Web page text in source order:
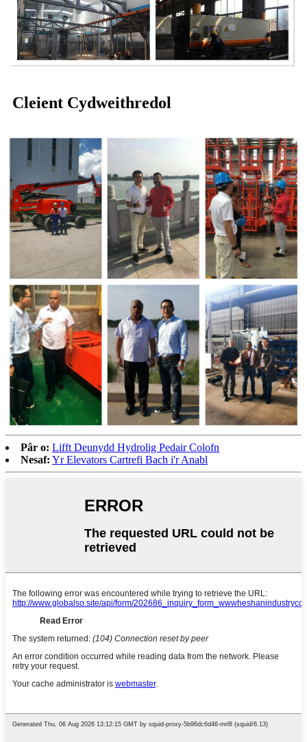
Cleient Cydweithredol
Pâr o: Lifft Deunydd Hydrolig Pedair Colofn
Nesaf: Yr Elevators Cartrefi Bach i'r Anabl